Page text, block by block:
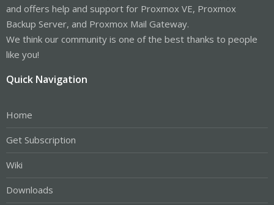
and offers help and support for Proxmox VE, Proxmox
Backup Server, and Proxmox Mail Gateway.
We think our community is one of the best thanks to people
like you!
Quick Navigation
Home
Get Subscription
Wiki
Downloads